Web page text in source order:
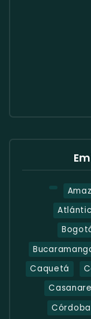
Caquetá
Casanare
Córdoba